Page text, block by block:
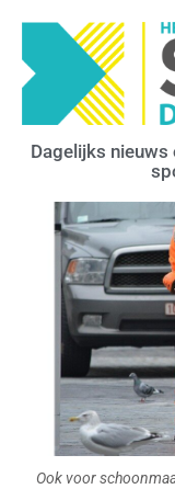
Dagelijks nieuws
Ook voor